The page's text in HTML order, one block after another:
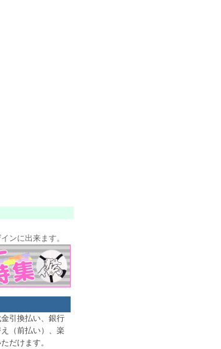
ンに出来ます。
引換払い、銀行
（前払い）、楽
だけます。